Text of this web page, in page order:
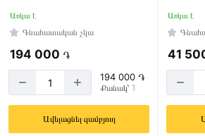
Առկա է
Գնահատական չկա
194 000 ֏
194 000 ֏
Քանակ՝ 1
Ավելացնել զամբյուղ
Առկա է
41